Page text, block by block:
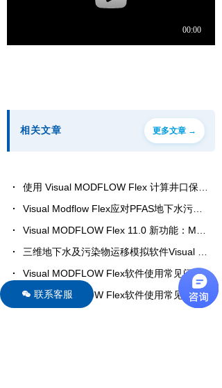
相关文章 更多文章 →
使用 Visual MODFLOW Flex 计算井口保护区
Visual Modflow Flex应对PFAS地下水污染的综合建模与精准修正解决方案
Visual MODFLOW Flex 11.0 新功能：MODFLOW-6导入与非结构化网格
三维地下水及污染物运移模拟软件Visual MODFLOW Flex新版本10.0功能概述
Visual MODFLOW Flex软件使用常见问答（二）
Visual MODFLOW Flex软件使用常见问答（一）
너 联系客服